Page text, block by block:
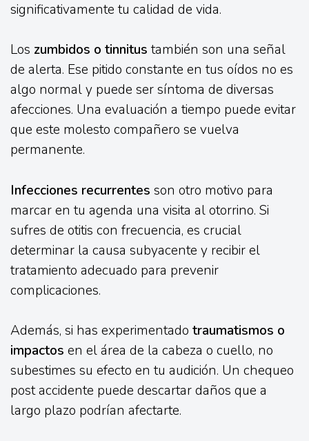
significativamente tu calidad de vida.
Los zumbidos o tinnitus también son una señal
de alerta. Ese pitido constante en tus oídos no es
algo normal y puede ser síntoma de diversas
afecciones. Una evaluación a tiempo puede evitar
que este molesto compañero se vuelva
permanente.
Infecciones recurrentes son otro motivo para
marcar en tu agenda una visita al otorrino. Si
sufres de otitis con frecuencia, es crucial
determinar la causa subyacente y recibir el
tratamiento adecuado para prevenir
complicaciones.
Además, si has experimentado traumatismos o
impactos en el área de la cabeza o cuello, no
subestimes su efecto en tu audición. Un chequeo
post accidente puede descartar daños que a
largo plazo podrían afectarte.